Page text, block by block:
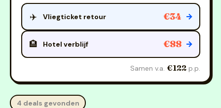
✈️ Vliegticket retour €34 →
🏨 Hotel verblijf €88 →
Samen v.a. €122p.p.
4 deals gevonden